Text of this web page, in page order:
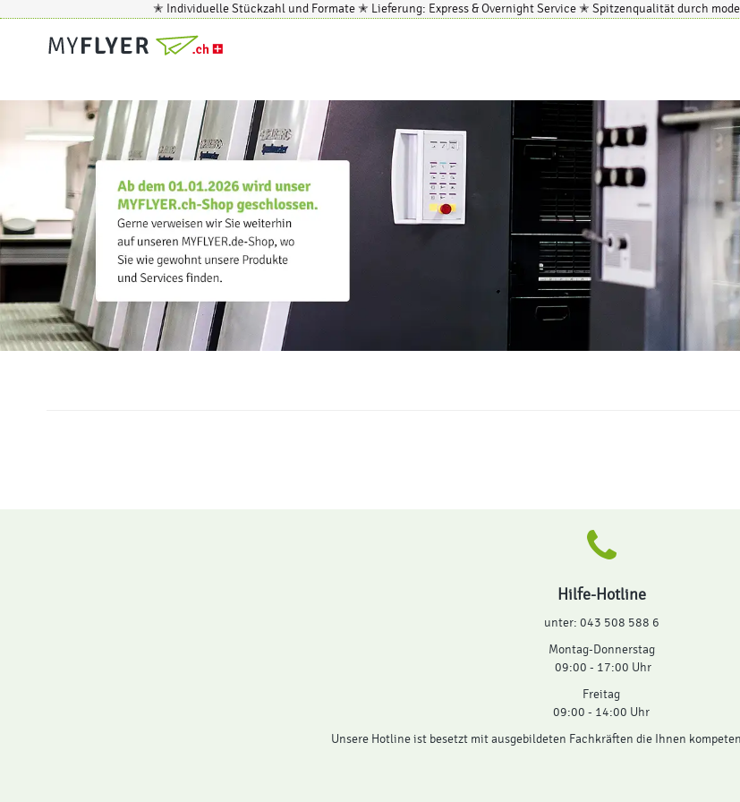
✭ Individuelle Stückzahl und Formate ✭ Lieferung: Express & Overnight Service ✭ Spitzenqualität durch
Hilfe-Hotline
unter: 043 508 588 6
Montag-Donnerstag
09:00 - 17:00 Uhr
Freitag
09:00 - 14:00 Uhr
Unsere Hotline ist besetzt mit ausgebildeten Fachkräften die Ihnen